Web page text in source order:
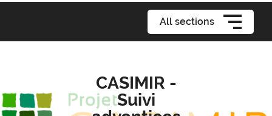
All sections
CASIMIR -
Suivi